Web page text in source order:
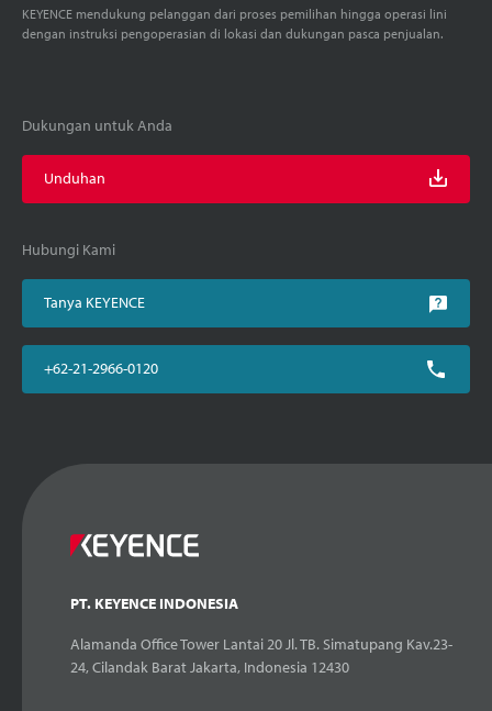
KEYENCE mendukung pelanggan dari proses pemilihan hingga operasi lini
dengan instruksi pengoperasian di lokasi dan dukungan pasca penjualan.
Dukungan untuk Anda
Unduhan
Hubungi Kami
Tanya KEYENCE
+62-21-2966-0120
PT. KEYENCE INDONESIA
Alamanda Office Tower Lantai 20 Jl. TB. Simatupang Kav.23-
24, Cilandak Barat Jakarta, Indonesia 12430